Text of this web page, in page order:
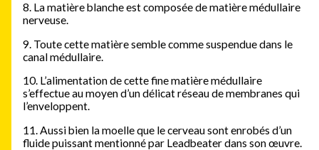
8. La matière blanche est composée de matière médullaire
nerveuse.
9. Toute cette matière semble comme suspendue dans le
canal médullaire.
10. L’alimentation de cette fine matière médullaire
s’effectue au moyen d’un délicat réseau de membranes qui
l’enveloppent.
11. Aussi bien la moelle que le cerveau sont enrobés d’un
fluide puissant mentionné par Leadbeater dans son œuvre.